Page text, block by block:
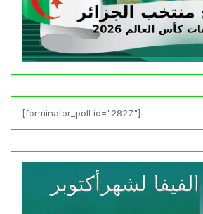
[forminator_poll id="2827"]